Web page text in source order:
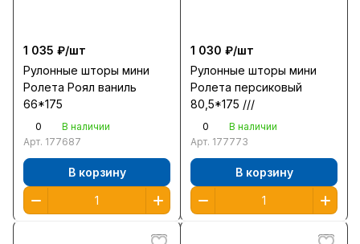
1 035 ₽/шт
Рулонные шторы мини
Ролета Роял ваниль
66*175
0
В наличии
Арт. 177687
В корзину
1 030 ₽/шт
Рулонные шторы мини
Ролета персиковый
80,5*175 ///
0
В наличии
Арт. 177773
В корзину